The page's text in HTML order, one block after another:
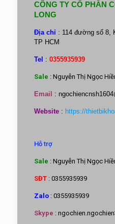
CÔNG TY CỔ PHẦN
LONG
Địa chỉ : 114 đường số 8,
TP HCM
Tel : 0355935939
Sale : Nguyễn Thị Ngọc
Email :
Website : https://
Hỗ trợ
Sale : Nguyễn Thị Ngọc
SĐT: 0355935939
Zalo : 0355935939
Skype :